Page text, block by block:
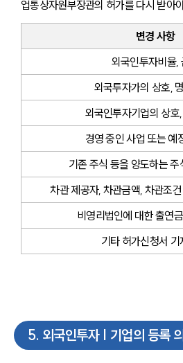
업통상자원부장관의 허가를 다시 받아
변경 사항
외국인투자비율,
외국투자가의 상호,
외국인투자기업의 상호
경영 중인 사업 또는 예
기존 주식 등을 양도하는
차관 제공자, 차관금액, 차관조
비영리법인에 대한 출연
기타 허가신청서 기
5. 외국인투자 | 기업의 등록